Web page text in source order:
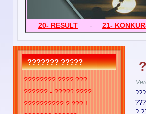
20- RESULT - 21-
??????? ?????
???????? ???? ???
?????? - ????? ????
?????????? ? ??? !
?